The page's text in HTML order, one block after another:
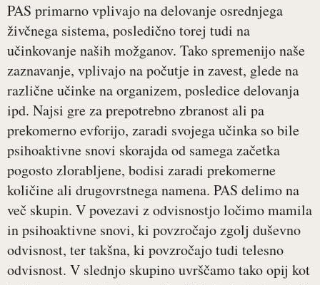
PAS primarno vplivajo na delovanje osrednjega
živčnega sistema, posledično torej tudi na
učinkovanje naših možganov. Tako spremenijo naše
zaznavanje, vplivajo na počutje in zavest, glede na
različne učinke na organizem, posledice delovanja
ipd. Najsi gre za prepotrebno zbranost ali pa
prekomerno evforijo, zaradi svojega učinka so bile
psihoaktivne snovi skorajda od samega začetka
pogosto zlorabljene, bodisi zaradi prekomerne
količine ali drugovrstnega namena. PAS delimo na
več skupin. V povezavi z odvisnostjo ločimo mamila
in psihoaktivne snovi, ki povzročajo zgolj duševno
odvisnost, ter takšna, ki povzročajo tudi telesno
odvisnost. V slednjo skupino uvrščamo tako opij kot